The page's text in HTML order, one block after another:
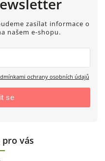
zasílat informace o
našem e-shopu.
ochrany osobních údajů
se
vás